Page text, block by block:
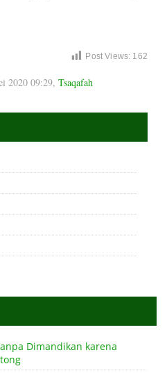
Post Views: 162
2020 09:29, Tsaqafah
Dimandikan karena